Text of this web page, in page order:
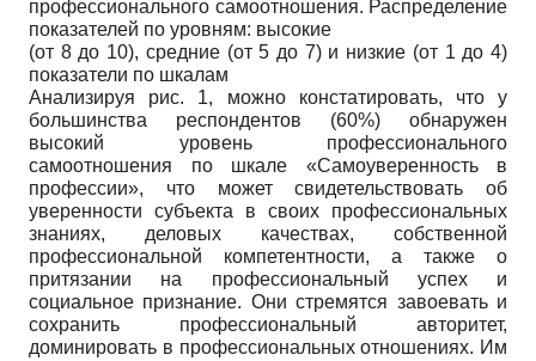
профессионального самоотношения. Распределение
показателей по уровням: высокие
(от 8 до 10), средние (от 5 до 7) и низкие (от 1 до 4)
показатели по шкалам
Анализируя рис. 1, можно констатировать, что у
большинства респондентов (60%) обнаружен
высокий уровень профессионального
самоотношения по шкале «Самоуверенность в
профессии», что может свидетельствовать об
уверенности субъекта в своих профессиональных
знаниях, деловых качествах, собственной
профессиональной компетентности, а также о
притязании на профессиональный успех и
социальное признание. Они стремятся завоевать и
сохранить профессиональный авторитет,
доминировать в профессиональных отношениях. Им